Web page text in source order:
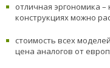
отличная эргономика
конструкциях можно
стоимость всех
цена аналогов от